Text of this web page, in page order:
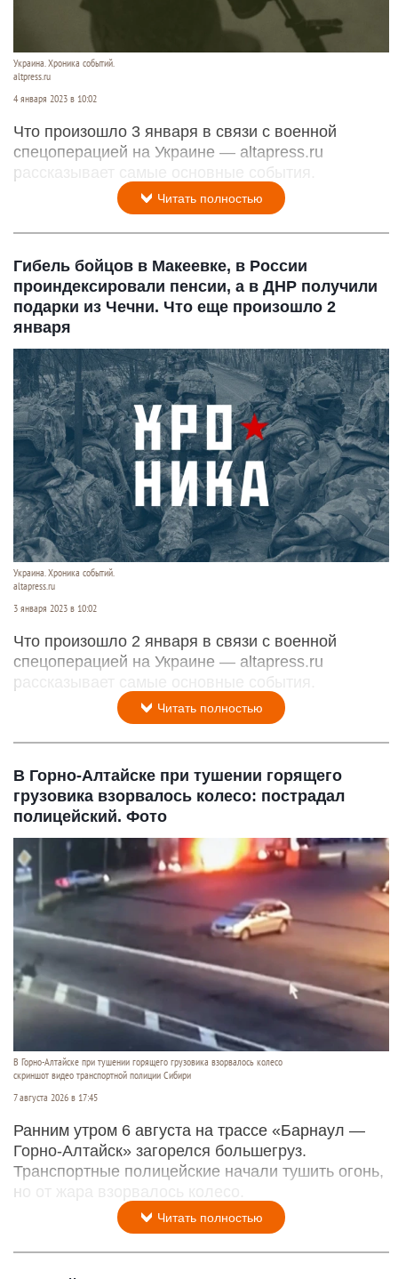
Украина. Хроника событий.
altpress.ru
4 января 2023 в 10:02
Что произошло 3 января в связи с военной
спецоперацией на Украине — altapress.ru
рассказывает самые основные события.
Читать полностью
Гибель бойцов в Макеевке, в России
проиндексировали пенсии, а в ДНР получили
подарки из Чечни. Что еще произошло 2
января
Украина. Хроника событий.
altapress.ru
3 января 2023 в 10:02
Что произошло 2 января в связи с военной
спецоперацией на Украине — altapress.ru
рассказывает самые основные события.
Читать полностью
В Горно-Алтайске при тушении горящего
грузовика взорвалось колесо: пострадал
полицейский. Фото
В Горно-Алтайске при тушении горящего грузовика взорвалось колесо
скриншот видео транспортной полиции Сибири
7 августа 2026 в 17:45
Ранним утром 6 августа на трассе «Барнаул —
Горно-Алтайск» загорелся большегруз.
Транспортные полицейские начали тушить огонь,
но от жара взорвалось колесо.
Читать полностью